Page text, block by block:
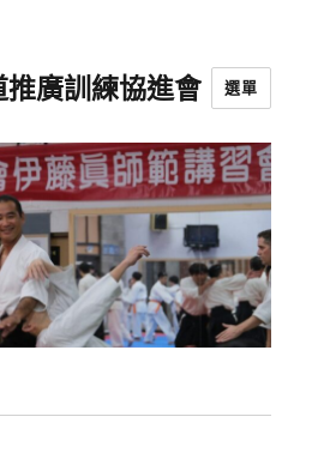
廣訓練協進會 選單